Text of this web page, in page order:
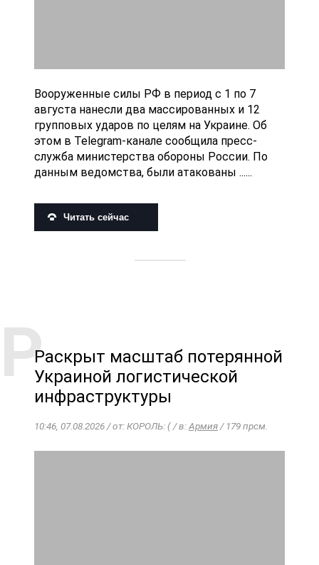
Вооруженные силы РФ в период с 1 по 7
августа нанесли два массированных и 12
групповых ударов по целям на Украине. Об
этом в Telegram-канале сообщила пресс-
служба министерства обороны России. По
данным ведомства, были атакованы ......
Читать сейчас
Раскрыт масштаб потерянной
Украиной логистической
инфраструктуры
10:46, 07.08.2026 / от: КОРОЛЬ: ( / в:Армия/ 179 прсм.